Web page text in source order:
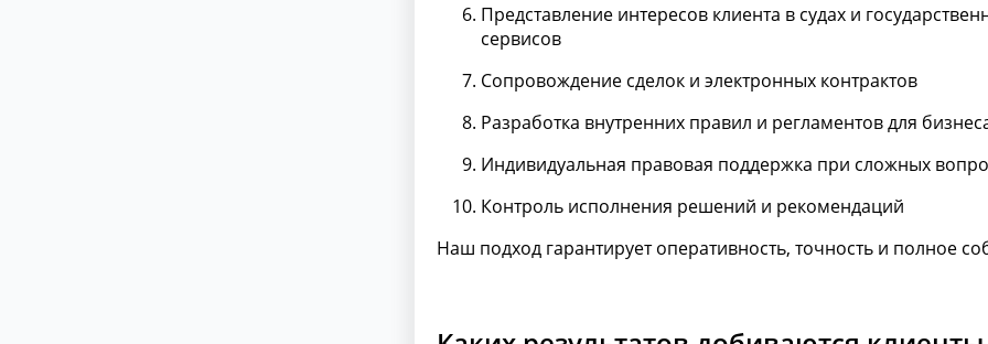
Представление интересов клиента в судах и
сервисов
Сопровождение сделок и электронных контрактов
Разработка внутренних правил и регламентов для
Индивидуальная правовая поддержка при сложных
Контроль исполнения решений и рекомендаций
Наш подход гарантирует оперативность, точность и полное